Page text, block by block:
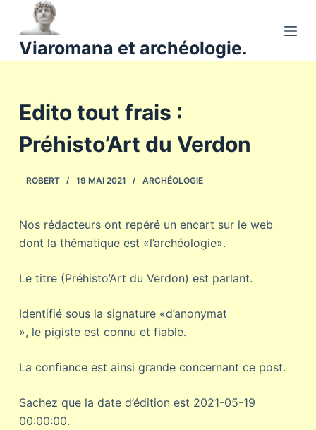
a
u
Viaromana et archéologie.
Edito tout frais :
Préhisto’Art du Verdon
ROBERT 19 MAI 2021 ARCHÉOLOGIE
Nos rédacteurs ont repéré un encart sur le web
dont la thématique est «l’archéologie».
Le titre (Préhisto’Art du Verdon) est parlant.
Identifié sous la signature «d’anonymat
», le pigiste est connu et fiable.
La confiance est ainsi grande concernant ce post.
Sachez que la date d’édition est 2021-05-19
00:00:00.